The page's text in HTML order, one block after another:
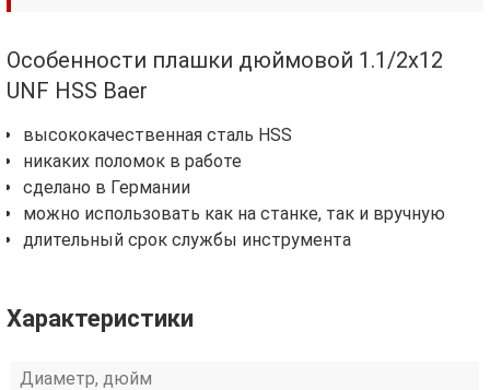
Особенности плашки дюймовой 1.1/2х12
UNF HSS Baer
высококачественная сталь HSS
никаких поломок в работе
сделано в Германии
можно использовать как на станке, так и вручную
длительный срок службы инструмента
Характеристики
Диаметр, дюйм